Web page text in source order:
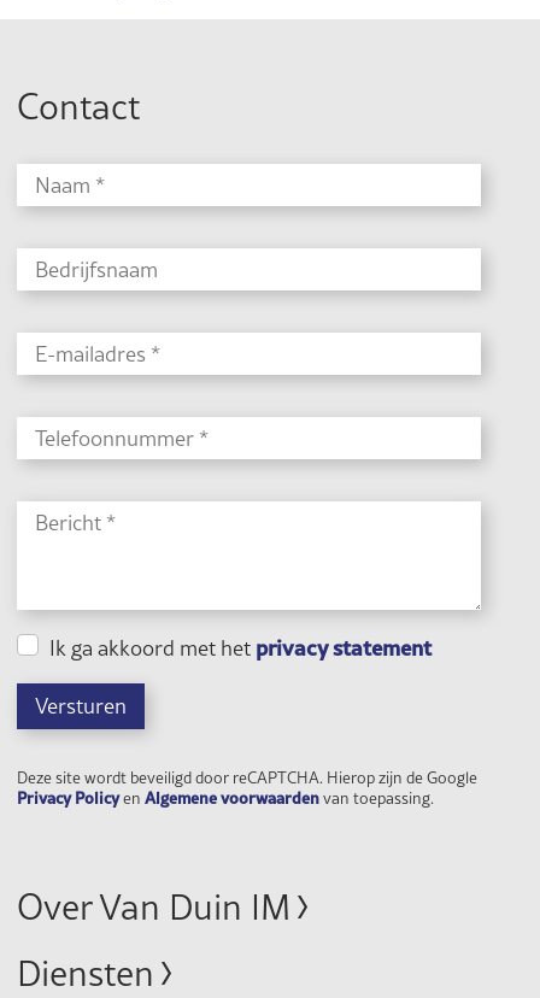
Contact
Ik ga akkoord met het privacy statement
Versturen
Deze site wordt beveiligd door reCAPTCHA. Hierop zijn de Google
Privacy Policyen Algemene voorwaardenvan toepassing.
Over Van Duin IM
Diensten